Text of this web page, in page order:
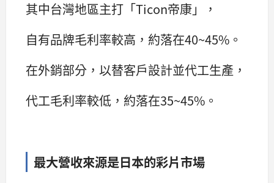
其中台灣地區主打「Ticon帝康」，
自有品牌毛利率較高，約落在40~45%。
在外銷部分，以替客戶設計並代工生產，
代工毛利率較低，約落在35~45%。
最大營收來源是日本的彩片市場